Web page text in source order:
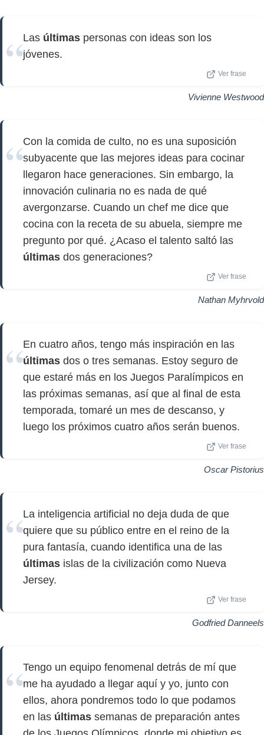
Las últimas personas con ideas son los
jóvenes.
Ver frase
Vivienne Westwood
Con la comida de culto, no es una suposición
subyacente que las mejores ideas para cocinar
llegaron hace generaciones. Sin embargo, la
innovación culinaria no es nada de qué
avergonzarse. Cuando un chef me dice que
cocina con la receta de su abuela, siempre me
pregunto por qué. ¿Acaso el talento saltó las
últimas dos generaciones?
Ver frase
Nathan Myhrvold
En cuatro años, tengo más inspiración en las
últimas dos o tres semanas. Estoy seguro de
que estaré más en los Juegos Paralímpicos en
las próximas semanas, así que al final de esta
temporada, tomaré un mes de descanso, y
luego los próximos cuatro años serán buenos.
Ver frase
Oscar Pistorius
La inteligencia artificial no deja duda de que
quiere que su público entre en el reino de la
pura fantasía, cuando identifica una de las
últimas islas de la civilización como Nueva
Jersey.
Ver frase
Godfried Danneels
Tengo un equipo fenomenal detrás de mí que
me ha ayudado a llegar aquí y yo, junto con
ellos, ahora pondremos todo lo que podamos
en las últimas semanas de preparación antes